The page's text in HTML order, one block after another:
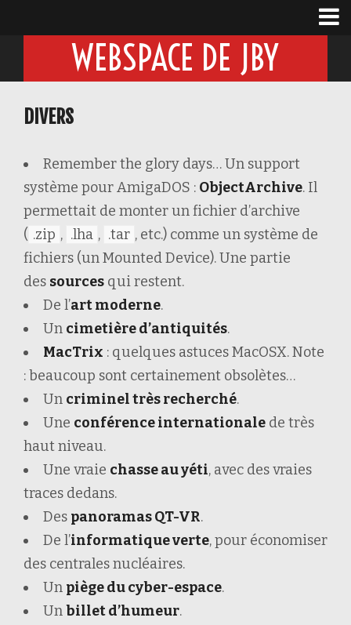
WEBSPACE DE JBY
DIVERS
Remember the glory days… Un support
système pour AmigaDOS : ObjectArchive. Il
permettait de monter un fichier d’archive
( .zip , .lha , .tar , etc.) comme un système de
fichiers (un Mounted Device). Une partie
des sources qui restent.
De l’art moderne.
Un cimetière d’antiquités.
MacTrix : quelques astuces MacOSX. Note
: beaucoup sont certainement obsolètes…
Un criminel très recherché.
Une conférence internationale de très
haut niveau.
Une vraie chasse au yéti, avec des vraies
traces dedans.
Des panoramas QT-VR.
De l’informatique verte, pour économiser
des centrales nucléaires.
Un piège du cyber-espace.
Unbillet d’humeur.